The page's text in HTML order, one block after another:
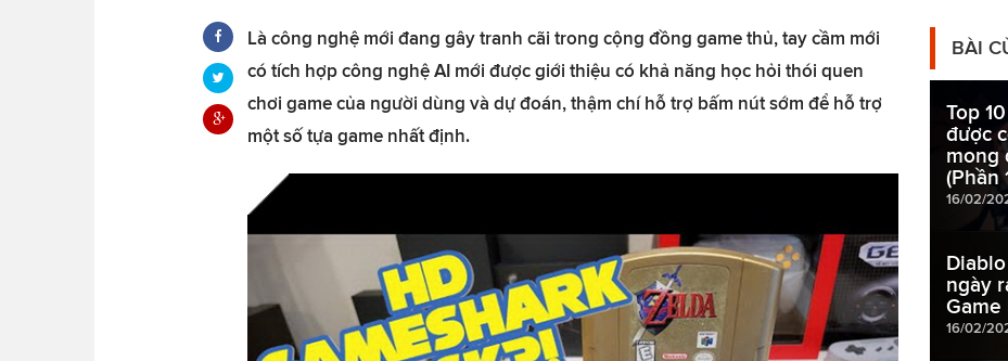
Là công nghệ mới đang gây tranh cãi trong cộng đồng game thủ, tay cầm mới
có tích hợp công nghệ AI mới được giới thiệu có khả năng học hỏi thói quen
chơi game của người dùng và dự đoán, thậm chí hỗ trợ bấm nút sớm để hỗ trợ
một số tựa game nhất định.
BÀI
Top
được
mong
(Phần
16/02/
ngày
Game
16/02/